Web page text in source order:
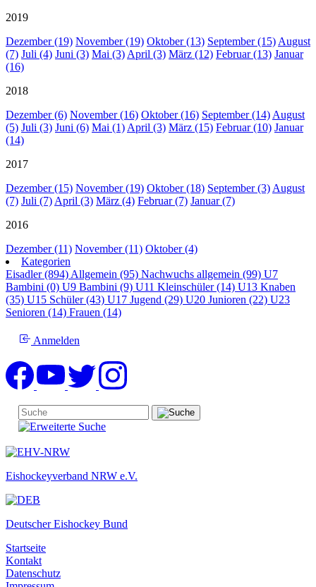
2019
Dezember (19) November (19) Oktober (13) September (15) August
(7) Juli (4) Juni (3) Mai (3) April (3) März (12) Februar (13) Januar
(16)
2018
Dezember (6) November (16) Oktober (16) September (14) August
(5) Juli (3) Juni (6) Mai (1) April (3) März (15) Februar (10) Januar
(14)
2017
Dezember (15) November (19) Oktober (18) September (3) August
(7) Juli (7) April (3) März (4) Februar (7) Januar (7)
2016
Dezember (11) November (11) Oktober (4)
Kategorien
Eisadler (894) Allgemein (95) Nachwuchs allgemein (99) U7
Bambini (0) U9 Bambini (9) U11 Kleinschüler (14) U13 Knaben
(35) U15 Schüler (43) U17 Jugend (29) U20 Junioren (22) U23
Senioren (14) Frauen (14)
Anmelden
Eishockeyverband NRW e.V.
Deutscher Eishockey Bund
Startseite
Kontakt
Datenschutz